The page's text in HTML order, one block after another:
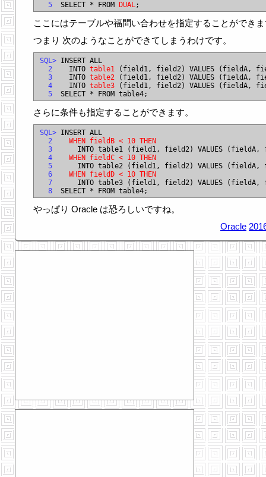
  5
  SELECT * FROM
DUAL
ここにはテーブルや福問い合わせを指定することができ
つまり 次のようなことができてしまうわけです。
SQL>
  2
    INTO
table1
  3
    INTO
table2
  4
    INTO
table3
  5
さらに条件も指定することができます。
SQL>
  2
WHEN fieldB < 10 THEN
  3
  4
WHEN fieldC < 10 THEN
  5
  6
WHEN fieldD < 10 THEN
  7
  8
やっぱり Oracle は恐ろしいですね。
Oracle